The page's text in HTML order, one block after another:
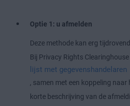
Optie 1: u afmelden
Deze methode kan erg
Bij Privacy Rights
lijst met gegevenshandelaren
, samen met een koppeling naar
korte beschrijving van de